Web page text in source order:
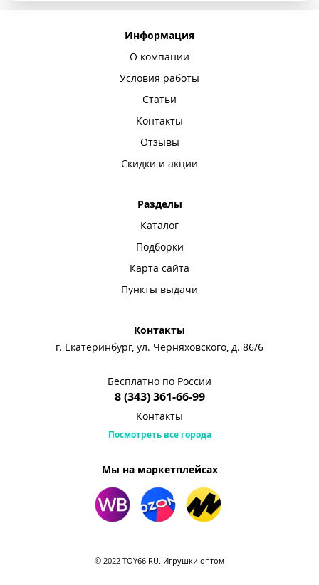
Информация
О компании
Условия работы
Статьи
Контакты
Отзывы
Скидки и акции
Разделы
Каталог
Подборки
Карта сайта
Пункты выдачи
Контакты
г. Екатеринбург, ул. Черняховского, д. 86/6
Бесплатно по России
8 (343) 361-66-99
Контакты
Посмотреть все города
Мы на маркетплейсах
© 2022 TOY66.RU. Игрушки оптом